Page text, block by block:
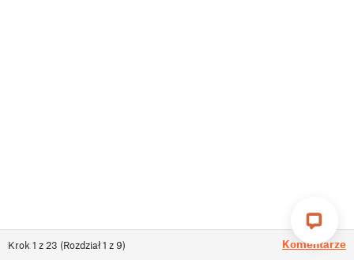
Krok 1 z 23 (Rozdział1 z9) Komentarze